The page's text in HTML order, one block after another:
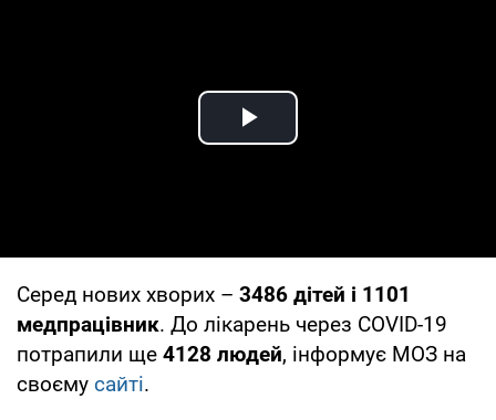
Play Video
Серед нових хворих – 3486 дітей і 1101
медпрацівник. До лікарень через COVID-19
потрапили ще 4128 людей, інформує МОЗ на
своєму сайті.